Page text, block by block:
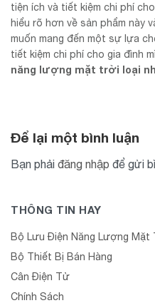
tiện ích và tiết kiệm chi phí
hiểu rõ hơn về sản phẩm này
muốn mang đến một sự lựa
tiết kiệm chi phí cho gia đình
năng lượng mặt trời loại
Để lại một bình luận
Bạn phải đăng nhập để gửi
THÔNG TIN HAY
Bộ Lưu Điện Năng Lượng Mặt
Bộ Thiết Bị Bán Hàng
Cân Điện Tử
Chính Sách